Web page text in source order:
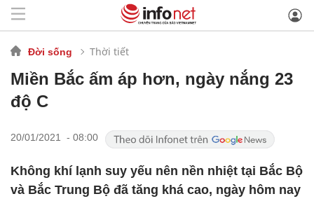
Đời sống Thời tiết
Miền Bắc ấm áp hơn, ngày nắng 23
độ C
20/01/2021 - 08:00
Không khí lạnh suy yếu nên nền nhiệt tại Bắc Bộ
và Bắc Trung Bộ đã tăng khá cao, ngày hôm nay